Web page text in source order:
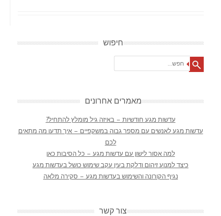
חיפוש
מאמרים אחרונים
עדשות מגע חודשיות – באיזה גיל מומלץ להתחיל?
עדשות מגע לאנשים עם מספר גבוה במשקפיים – איך תדעו מה מתאים
לכם
למה אסור לישון עם עדשות מגע – כל הסיבות כאן
כיצד למנוע זיהום ודלקת בעין עקב שימוש כושל בעדשות מגע
נגיף הקורונה והשימוש בעדשות מגע – סקירה מלאה
צור קשר